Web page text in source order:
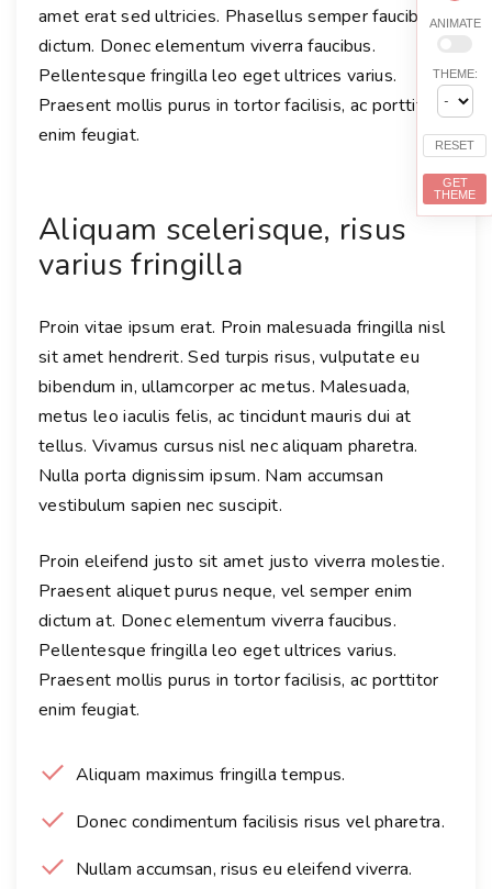
amet erat sed ultricies. Phasellus semper faucibus
dictum. Donec elementum viverra faucibus.
Pellentesque fringilla leo eget ultrices varius.
Praesent mollis purus in tortor facilisis, ac porttitor
enim feugiat.
Aliquam scelerisque, risus
varius fringilla
Proin vitae ipsum erat. Proin malesuada fringilla nisl
sit amet hendrerit. Sed turpis risus, vulputate eu
bibendum in, ullamcorper ac metus. Malesuada,
metus leo iaculis felis, ac tincidunt mauris dui at
tellus. Vivamus cursus nisl nec aliquam pharetra.
Nulla porta dignissim ipsum. Nam accumsan
vestibulum sapien nec suscipit.
Proin eleifend justo sit amet justo viverra molestie.
Praesent aliquet purus neque, vel semper enim
dictum at. Donec elementum viverra faucibus.
Pellentesque fringilla leo eget ultrices varius.
Praesent mollis purus in tortor facilisis, ac porttitor
enim feugiat.
Aliquam maximus fringilla tempus.
Donec condimentum facilisis risus vel pharetra.
Nullam accumsan, risus eu eleifend viverra.
ANIMATE
THEME:
RESET
GET
THEME